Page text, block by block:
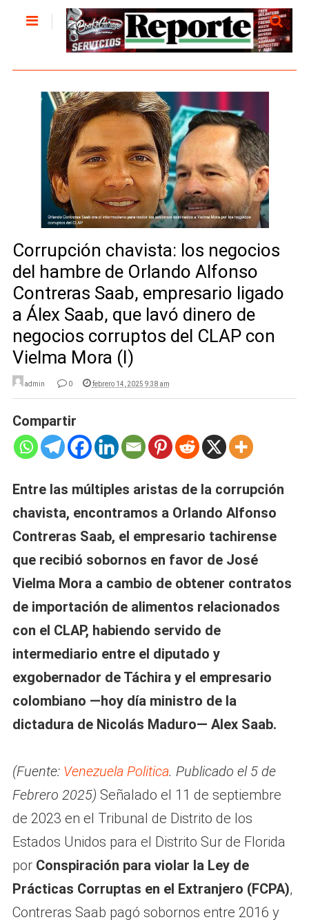
Corrupción chavista: los negocios
del hambre de Orlando Alfonso
Contreras Saab, empresario ligado
a Álex Saab, que lavó dinero de
negocios corruptos del CLAP con
Vielma Mora (I)
admin 0 febrero 14, 2025 9:38 am
Compartir
Entre las múltiples aristas de la corrupción
chavista, encontramos a Orlando Alfonso
Contreras Saab, el empresario tachirense
que recibió sobornos en favor de José
Vielma Mora a cambio de obtener contratos
de importación de alimentos relacionados
con el CLAP, habiendo servido de
intermediario entre el diputado y
exgobernador de Táchira y el empresario
colombiano —hoy día ministro de la
dictadura de Nicolás Maduro— Alex Saab.
(Fuente: Venezuela Politica. Publicado el 5 de
Febrero 2025) Señalado el 11 de septiembre
de 2023 en el Tribunal de Distrito de los
Estados Unidos para el Distrito Sur de Florida
por Conspiración para violar la Ley de
Prácticas Corruptas en el Extranjero (FCPA),
Contreras Saab pagó sobornos entre 2016 y